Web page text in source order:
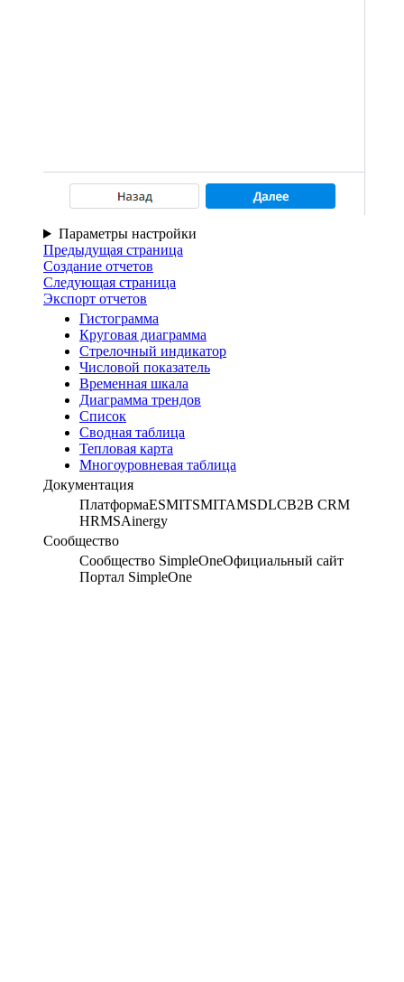
Параметры настройки
Предыдущая страница
Создание отчетов
Следующая страница
Экспорт отчетов
Гистограмма
Круговая диаграмма
Стрелочный индикатор
Числовой показатель
Временная шкала
Диаграмма трендов
Список
Сводная таблица
Тепловая карта
Многоуровневая таблица
Документация
ПлатформаESMITSMITAMSDLCB2B CRM
HRMSAinergy
Сообщество
Сообщество SimpleOneОфициальный сайт
Портал SimpleOne